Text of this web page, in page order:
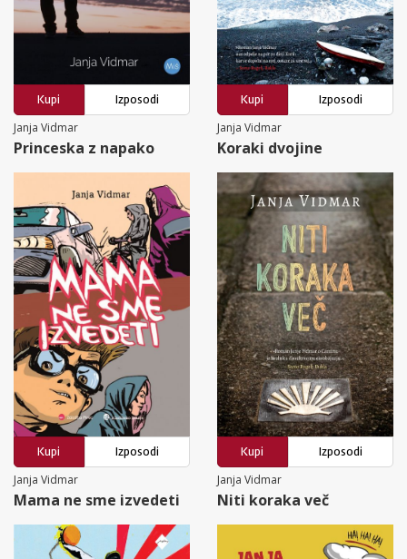
Kupi
Izposodi
Janja Vidmar
Princeska z napako
Kupi
Izposodi
Janja Vidmar
Koraki dvojine
Kupi
Izposodi
Janja Vidmar
Mama ne sme izvedeti
Kupi
Izposodi
Janja Vidmar
Niti koraka več